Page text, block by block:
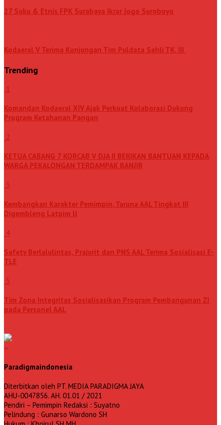
27 Suku & Etnis FPK Surabaya Ikrar Jogo Suroboyo
Kodaeral V Terima Kunjungan Tim Puldata Sahli TK. III
Trending
1
Komandan Kodaeral XIV Ajak Perkuat Kolaborasi Dukung
Program Ketahanan Pangan
2
KETUA CABANG 7 KORCAB V DJA II BERIKAN BANTUAN KEPADA
WARGA PEKALONGAN TERDAMPAK BANJIR
3
Kembangkan Karakter Pemimpin, Taruna AAL Tingkat III
Digembleng Latpim ll
4
Safety Berlalulintas, Prajurit dan PNS AAL Terima Sosialisasi E-
TLE
5
Tim Zona Integritas Sosialisasikan Program Pembangunan ZI
pada Personel AAL
Paradigmaindonesia
Diterbitkan oleh PT. MEDIA PARADIGMA JAYA
AHU-0047856. AH. 01.01 / 2021
Pendiri – Pemimpin Redaksi : Suyatno
Pelindung : Gunarso Wardono SH